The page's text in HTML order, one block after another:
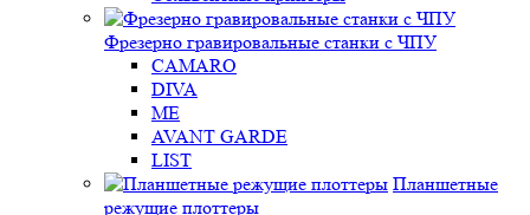
Фрезерно гравировальные станки с ЧПУ
CAMARO
DIVA
ME
AVANT GARDE
LIST
Планшетные
режущие плоттеры